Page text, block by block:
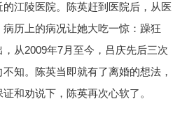
江陵医院。陈英赶到医院后，从医
历上的病况让她大吃一惊：躁狂
从2009年7月至今，吕庆先后三次
知。陈英当即就有了离婚的想法，
和劝说下，陈英再次心软了。